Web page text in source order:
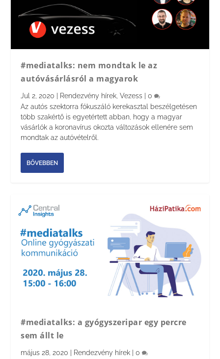
#mediatalks: nem mondtak le az
autóvásárlásról a magyarok
Jul 2, 2020 Rendezvény hírek,Vezess |0
Az autós szektorra fókuszáló kerekasztal beszélgetésen
több szakértő is egyetértett abban, hogy a magyar
vásárlók a koronavírus okozta változások ellenére sem
mondtak az autóvételről.
BŐVEBBEN
#mediatalks: a gyógyszeripar egy percre
sem állt le
május 28, 2020 Rendezvény hírek |0